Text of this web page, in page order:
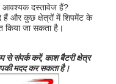
आवश्यक दस्तावेज हैं?
हैं और कुछ क्षेत्रों में शिपमेंट के
किया जा सकता है।
संपर्क करें, काश बैटरी क्षेत्र
मदद कर सकता है।